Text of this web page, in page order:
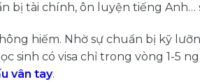
bị tài chính, ôn luyện tiếng Anh…
hiếm. Nhờ sự chuẩn bị kỹ
sinh có visa chỉ trong vòng 1-5
vân tay.